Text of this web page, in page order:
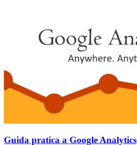
Guida pratica a Google Analytics